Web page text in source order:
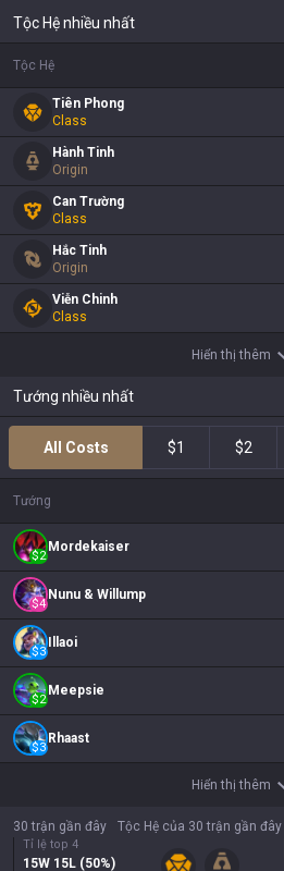
Tộc Hệ nhiều nhất
Tộc Hệ
Tiên Phong
Class
Hành Tinh
Origin
Can Trường
Class
Hắc Tinh
Origin
Viễn Chinh
Class
Hiển thị thêm
Tướng nhiều nhất
All Costs $1 $2
Tướng
$2
Mordekaiser
$4
Nunu & Willump
$3
Illaoi
$2
Meepsie
$3
Rhaast
Hiển thị thêm
30 trận gần đây
Tỉ lệ top 4
15W 15L (50%)
Tộc Hệ của 30 trận gần đây